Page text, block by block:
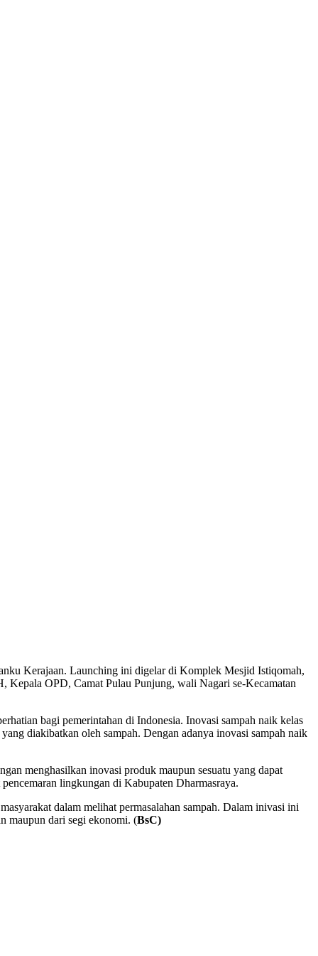
Kerajaan. Launching ini digelar di Komplek Mesjid Istiqomah,
OPD, Camat Pulau Punjung, wali Nagari se-Kecamatan
bagi pemerintahan di Indonesia. Inovasi sampah naik kelas
diakibatkan oleh sampah. Dengan adanya inovasi sampah naik
menghasilkan inovasi produk maupun sesuatu yang dapat
lingkungan di Kabupaten Dharmasraya.
dalam melihat permasalahan sampah. Dalam inivasi ini
maupun dari segi ekonomi. (BsC)